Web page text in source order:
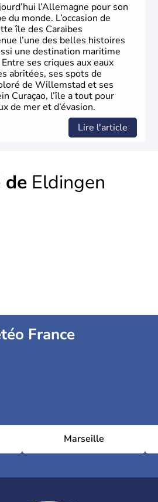
l’Allemagne pour son
du monde. L’occasion de
île des Caraïbes
l’une des belles histoires
une destination maritime
ses criques aux eaux
abritées, ses spots de
de Willemstad et ses
Curaçao, l’île a tout pour
de mer et d’évasion.
Lire l'article
Eldingen
France
Marseille